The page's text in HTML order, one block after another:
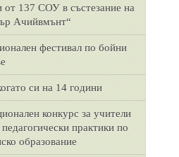
от 137 СОУ в състезание на
Ачийвмънт“
фестивал по бойни
си на 14 години
конкурс за учители
практики по
образование